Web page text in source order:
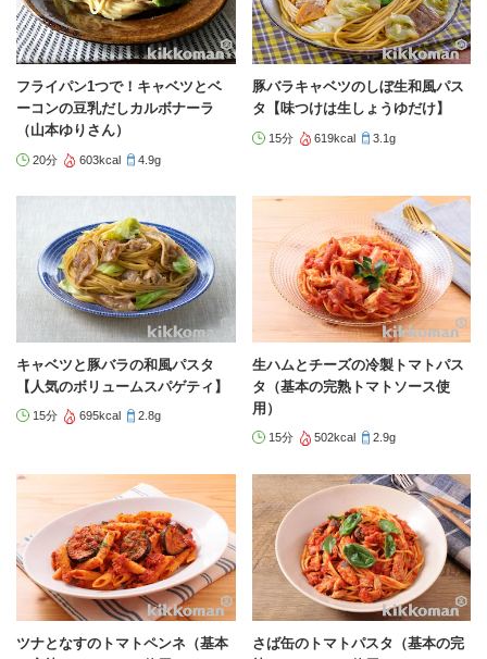
フライパン1つで！キャベツとベ
ーコンの豆乳だしカルボナーラ
（山本ゆりさん）
20分 603kcal 4.9g
豚バラキャベツのしぼ生和風パス
タ【味つけは生しょうゆだけ】
15分 619kcal 3.1g
キャベツと豚バラの和風パスタ
【人気のボリュームスパゲティ】
15分 695kcal 2.8g
生ハムとチーズの冷製トマトパス
タ（基本の完熟トマトソース使
用）
15分 502kcal 2.9g
ツナとなすのトマトペンネ（基本
さば缶のトマトパスタ（基本の完